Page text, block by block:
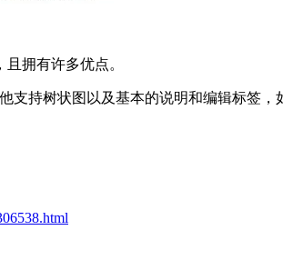
拥有许多优点。
支持树状图以及基本的说明和编辑标签